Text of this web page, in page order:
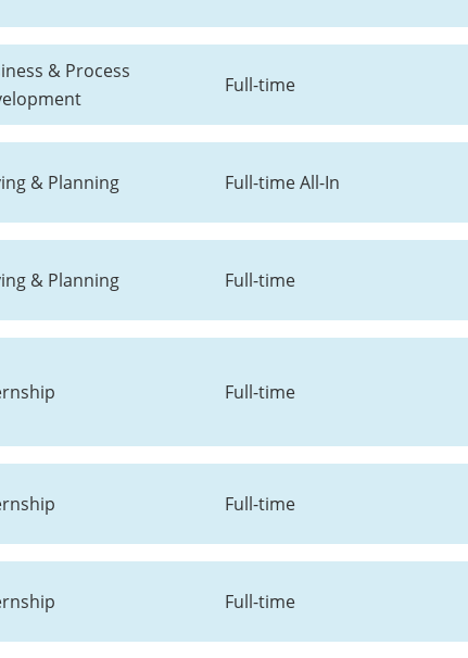
& Process
Full-time
& Planning Full-time All-In
& Planning Full-time
Full-time
Full-time
Full-time